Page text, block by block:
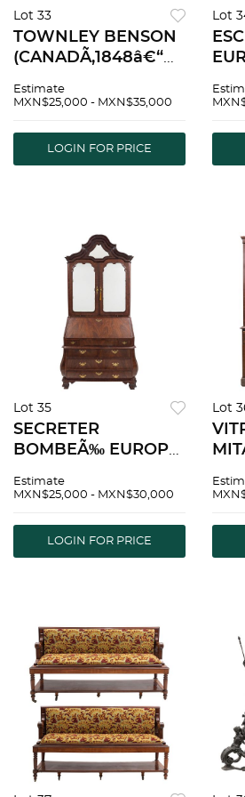
Lot 33
TOWNLEY BENSON
RÃO Ã“leo sobre
fechado 1894. 29.5 x
44.5 cm
Estimate
MXN$25,000 - MXN$35,000
LOGIN FOR PRICE
Lot
Lot 35
SECRETER
BOMBEÃ‰ EUROPA,
SIGLO XX Talla en
con elementos
vegetales. 222 x 130 x
Estimate
MXN$25,000 - MXN$30,000
LOGIN FOR PRICE
Lot